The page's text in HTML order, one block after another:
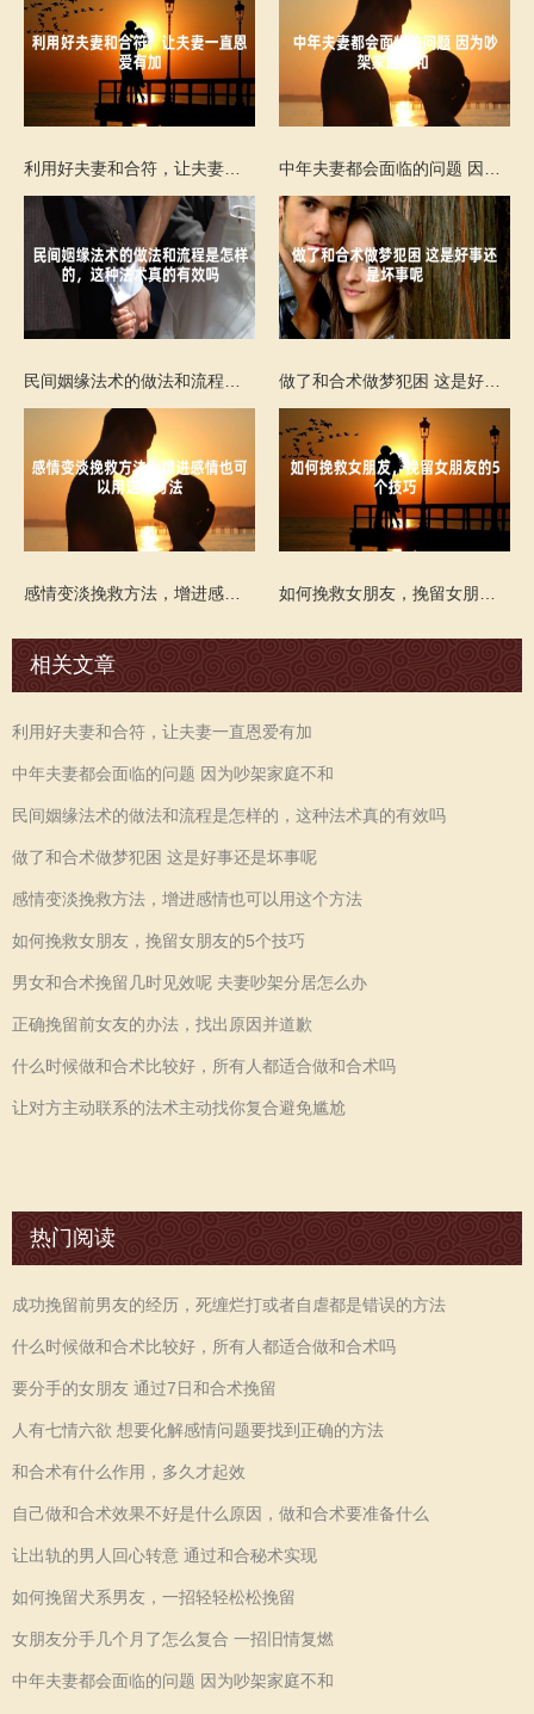
相关文章
利用好夫妻和合符，让夫妻一直恩爱有加
中年夫妻都会面临的问题 因为吵架家庭不和
民间姻缘法术的做法和流程是怎样的，这种法术真的有效吗
做了和合术做梦犯困 这是好事还是坏事呢
感情变淡挽救方法，增进感情也可以用这个方法
如何挽救女朋友，挽留女朋友的5个技巧
男女和合术挽留几时见效呢 夫妻吵架分居怎么办
正确挽留前女友的办法，找出原因并道歉
什么时候做和合术比较好，所有人都适合做和合术吗
让对方主动联系的法术主动找你复合避免尴尬
热门阅读
成功挽留前男友的经历，死缠烂打或者自虐都是错误的方法
什么时候做和合术比较好，所有人都适合做和合术吗
要分手的女朋友 通过7日和合术挽留
人有七情六欲 想要化解感情问题要找到正确的方法
和合术有什么作用，多久才起效
自己做和合术效果不好是什么原因，做和合术要准备什么
让出轨的男人回心转意 通过和合秘术实现
如何挽留犬系男友，一招轻轻松松挽留
女朋友分手几个月了怎么复合 一招旧情复燃
中年夫妻都会面临的问题 因为吵架家庭不和